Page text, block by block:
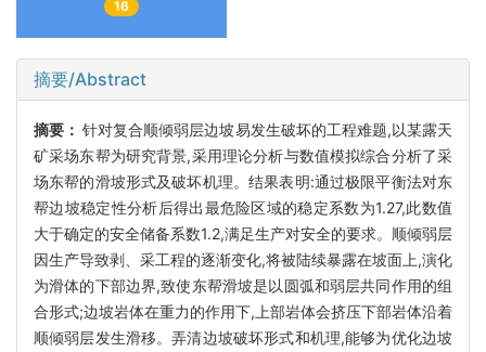
16
摘要/Abstract
摘要：针对复合顺倾弱层边坡易发生破坏的工程难题,以某露天
矿采场东帮为研究背景,采用理论分析与数值模拟综合分析了采
场东帮的滑坡形式及破坏机理。结果表明:通过极限平衡法对东
帮边坡稳定性分析后得出最危险区域的稳定系数为1.27,此数值
大于确定的安全储备系数1.2,满足生产对安全的要求。顺倾弱层
因生产导致剥、采工程的逐渐变化,将被陆续暴露在坡面上,演化
为滑体的下部边界,致使东帮滑坡是以圆弧和弱层共同作用的组
合形式;边坡岩体在重力的作用下,上部岩体会挤压下部岩体沿着
顺倾弱层发生滑移。弄清边坡破坏形式和机理,能够为优化边坡